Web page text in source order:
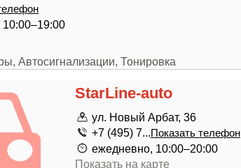
10:00–19:00
Автосигнализации, Тонировка
StarLine-auto
ул. Новый Арбат, 36
+7 (495) 7...Показать телефон
ежедневно, 10:00–20:00
Показать на карте